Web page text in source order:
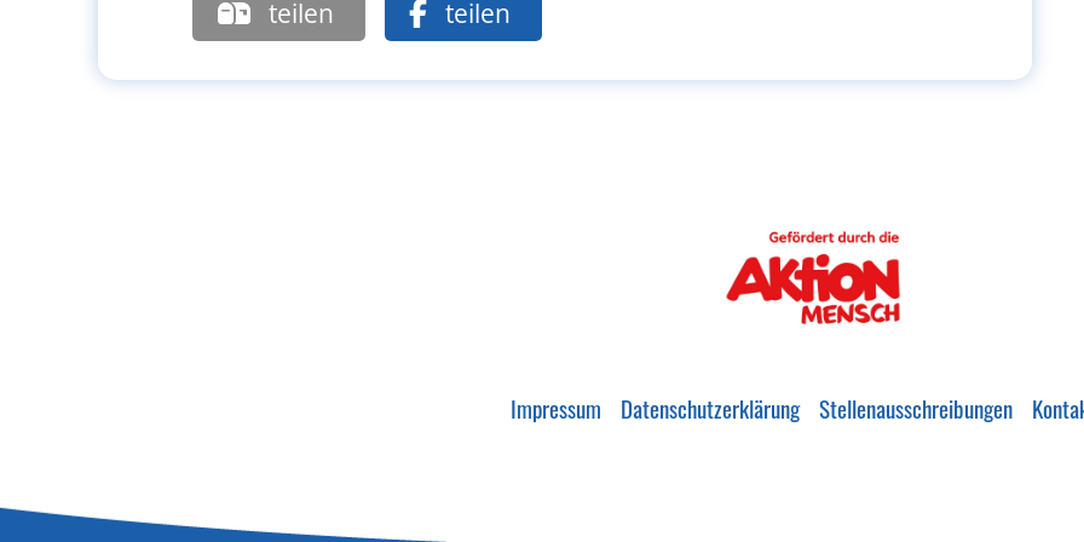
teilen teilen
Impressum Datenschutzerklärung Stellenausschreibungen